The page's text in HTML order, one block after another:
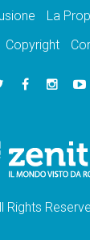
La
Copyright
Rights